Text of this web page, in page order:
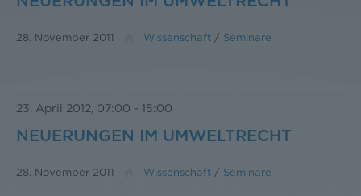
28. November 2011 Wissenschaft / Seminare
23. April 2012, 07:00 - 15:00
NEUERUNGEN IM UMWELTRECHT
28. November 2011 Wissenschaft / Seminare